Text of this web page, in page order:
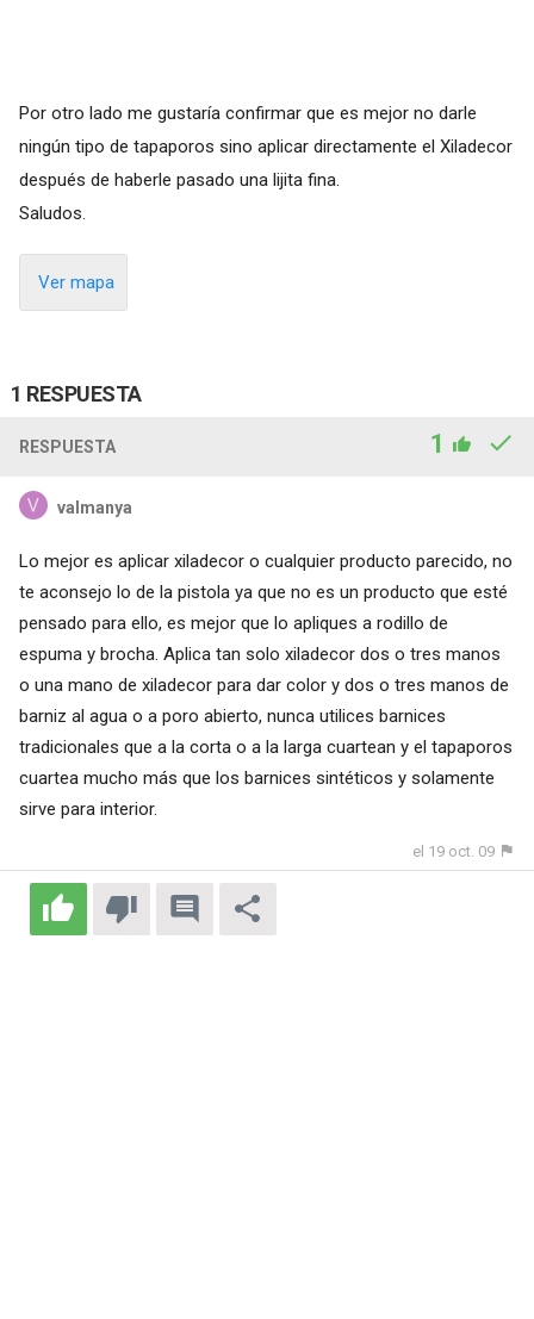
Por otro lado me gustaría confirmar que es mejor no darle
ningún tipo de tapaporos sino aplicar directamente el Xiladecor
después de haberle pasado una lijita fina.
Saludos.
Ver mapa
1 RESPUESTA
RESPUESTA 1
valmanya
Lo mejor es aplicar xiladecor o cualquier producto parecido, no
te aconsejo lo de la pistola ya que no es un producto que esté
pensado para ello, es mejor que lo apliques a rodillo de
espuma y brocha. Aplica tan solo xiladecor dos o tres manos
o una mano de xiladecor para dar color y dos o tres manos de
barniz al agua o a poro abierto, nunca utilices barnices
tradicionales que a la corta o a la larga cuartean y el tapaporos
cuartea mucho más que los barnices sintéticos y solamente
sirve para interior.
el 19 oct. 09